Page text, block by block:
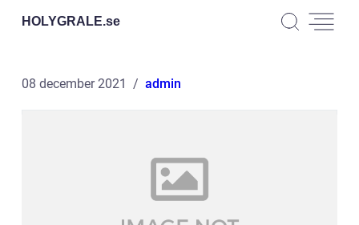
HOLYGRALE.se
08 december 2021 admin